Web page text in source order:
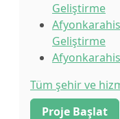
Geliştirme
Geliştirme
Tüm şehir ve
Proje Başlat